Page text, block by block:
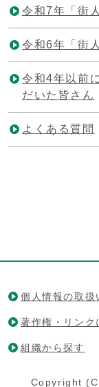
令和7年「街
令和6年「街
令和4年以前
だいた皆さん
よくある質問
個人情報の取扱
著作権・リンク
組織から探す
Copyright